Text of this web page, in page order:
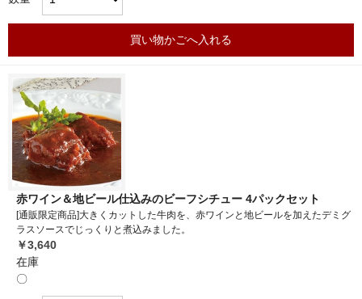
買い物かごへ入れる
赤ワイン＆地ビール仕込みのビーフシチュー 4パックセット
[通販限定商品]大きくカットした牛肉を、赤ワインと地ビールを加えたデミグ
ラスソースでじっくりと煮込みました。
￥3,640
在庫
〇